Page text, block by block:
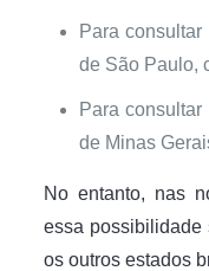
Para
de São Paulo,
Para
de Minas
No entanto, nas
essa possibilidade
os outros estados